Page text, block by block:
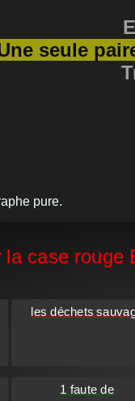
seule
pure.
la case rouge
les déchets
1 faute de